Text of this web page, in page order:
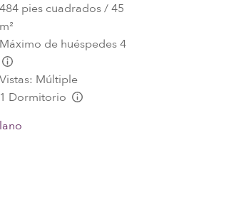
484 pies cuadrados / 45
m²
Máximo de huéspedes 4
L:Generic.Info
Vistas: Múltiple
1 Dormitorio
L:Generic.Info